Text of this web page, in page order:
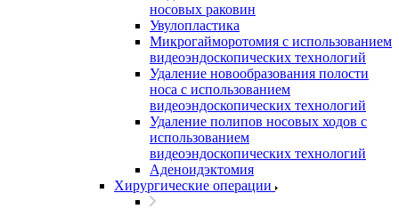
носовых раковин
Увулопластика
Микрогайморотомия с использованием
видеоэндоскопических технологий
Удаление новообразования полости
носа с использованием
видеоэндоскопических технологий
Удаление полипов носовых ходов с
использованием
видеоэндоскопических технологий
Аденоидэктомия
Хирургические операции